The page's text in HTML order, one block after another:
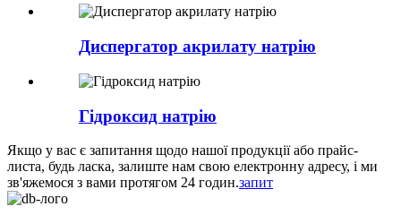
Диспергатор акрилату натрію
Гідроксид натрію
Якщо у вас є запитання щодо нашої продукції або прайс-
листа, будь ласка, залиште нам свою електронну адресу, і ми
зв'яжемося з вами протягом 24 годин.запит